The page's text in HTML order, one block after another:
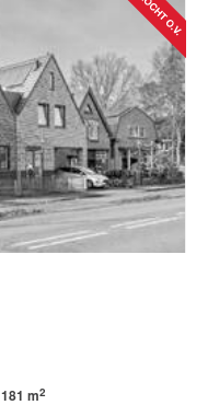
181 m2